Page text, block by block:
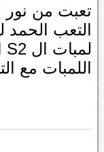
اللمبات مع